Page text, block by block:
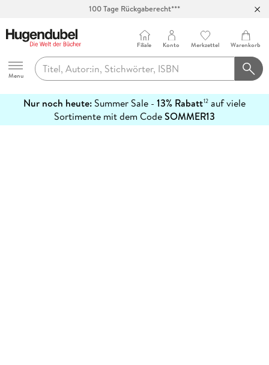
100 Tage Rückgaberecht***
Hugendubel
Menu
Filiale Konto Merkzettel Warenkorb
Nur noch heute: Summer Sale - 13% Rabatt12 auf viele
Sortimente mit dem CodeSOMMER13
erfahren